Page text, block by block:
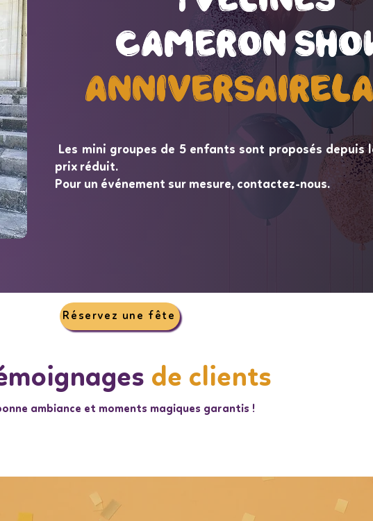
Cameron
Cameron
Les mini groupes de 5 enfants sont proposés depuis
prix réduit.
Pour un événement sur mesure, contactez-nous.
Réservez une fête
de clients
ambiance et moments magiques garantis !